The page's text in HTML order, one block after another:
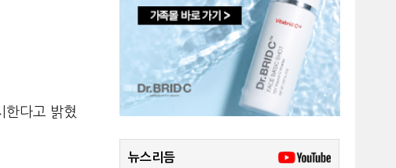
한다고 밝혔
뉴스리듬